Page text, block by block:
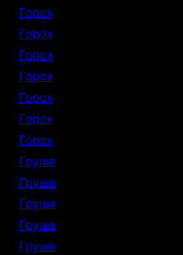
Горох
Горох
Горох
Горох
Горох
Горох
Горох
Груша
Груша
Груша
Груша
Груша